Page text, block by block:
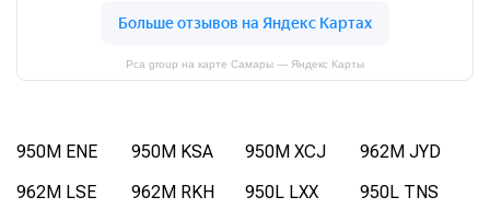
Pca group на карте Самары — Яндекс Карты
950M ENE 950M KSA 950M XCJ
962M JYD
962M LSE
962M RKH 950L LXX
950L TNS